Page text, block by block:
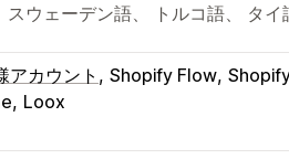
スウェーデン語、 トルコ語、 タ
アカウント Shopify Flow
Loox